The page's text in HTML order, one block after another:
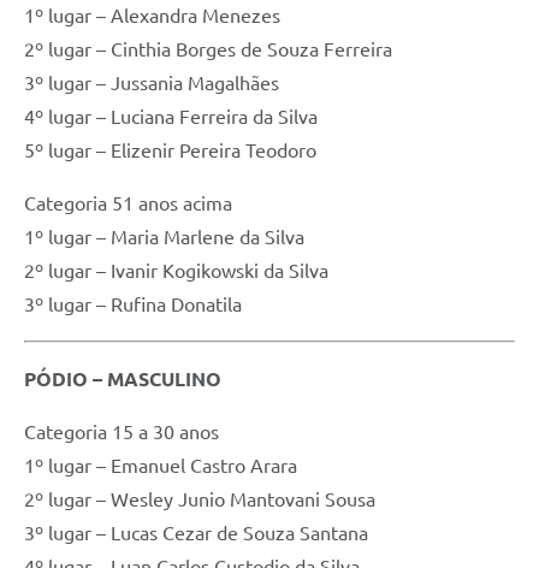
1º lugar – Alexandra Menezes
2º lugar – Cinthia Borges de Souza Ferreira
3º lugar – Jussania Magalhães
4º lugar – Luciana Ferreira da Silva
5º lugar – Elizenir Pereira Teodoro
Categoria 51 anos acima
1º lugar – Maria Marlene da Silva
2º lugar – Ivanir Kogikowski da Silva
3º lugar – Rufina Donatila
PÓDIO – MASCULINO
Categoria 15 a 30 anos
1º lugar – Emanuel Castro Arara
2º lugar – Wesley Junio Mantovani Sousa
3º lugar – Lucas Cezar de Souza Santana